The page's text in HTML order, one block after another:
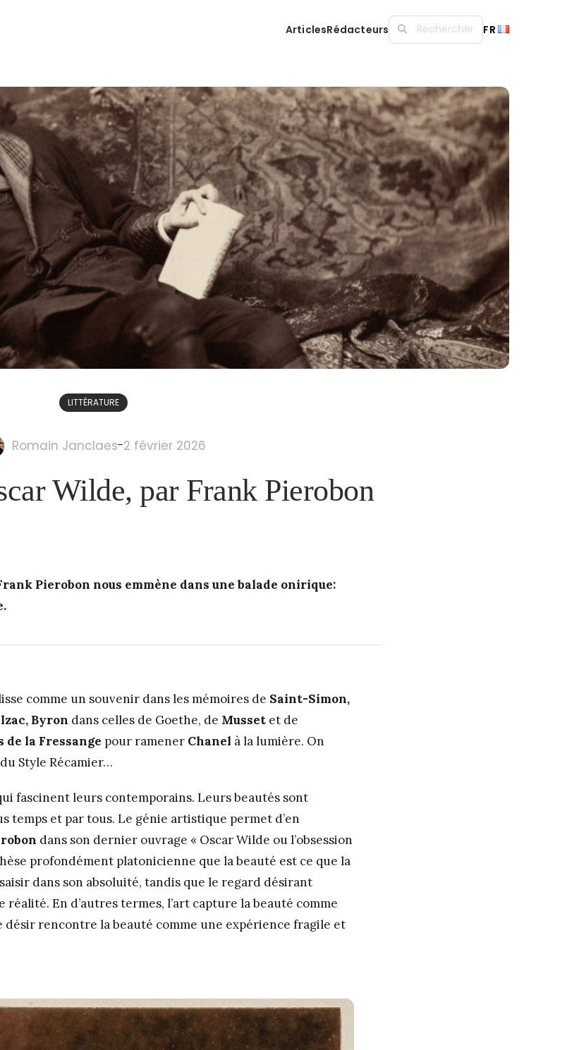
ArticlesRédacteurs FR
LITTÉRATURE
Romain Janclaes-2 février 2026
Wilde, par Frank Pierobon
Pierobon nous emmène dans une balade onirique:
comme un souvenir dans les mémoires de Saint-Simon,
Byron dans celles de Goethe, de Musset et de
de la Fressange pour ramener Chanel à la lumière. On
Style Récamier…
fascinent leurs contemporains. Leurs beautés sont
temps et par tous. Le génie artistique permet d’en
dans son dernier ouvrage « Oscar Wilde ou l’obsession
profondément platonicienne que la beauté est ce que la
dans son absoluité, tandis que le regard désirant
réalité. En d’autres termes, l’art capture la beauté comme
désir rencontre la beauté comme une expérience fragile et